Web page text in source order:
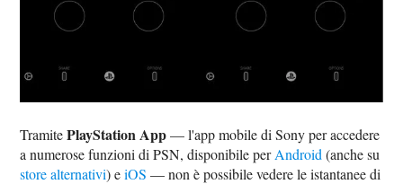
TramitePlayStation App— l'app mobile di Sony per accedere
a numerose funzioni di PSN, disponibile perAndroid (anche su
store alternativi) eiOS — non è possibile vedere le istantanee di